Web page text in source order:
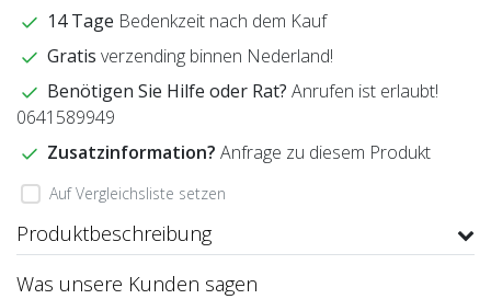
14 Tage Bedenkzeit nach dem Kauf
Gratis verzending binnen Nederland!
Benötigen Sie Hilfe oder Rat? Anrufen ist erlaubt!
0641589949
Zusatzinformation? Anfrage zu diesem Produkt
Auf Vergleichsliste setzen
Produktbeschreibung
Was unsere Kunden sagen